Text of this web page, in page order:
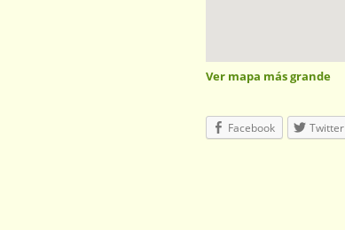
Ver mapa más grande
Facebook Twitter